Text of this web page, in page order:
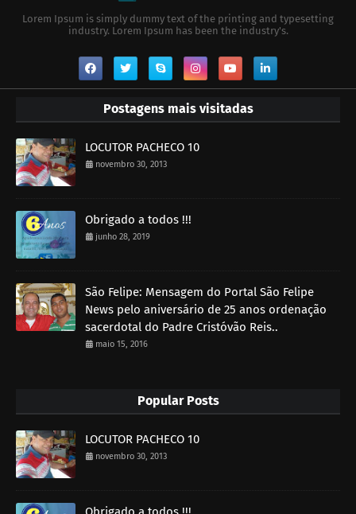
Lorem Ipsum is simply dummy text of the printing and typesetting
industry. Lorem Ipsum has been the industry's.
Postagens mais visitadas
LOCUTOR PACHECO 10
novembro 30, 2013
Obrigado a todos !!!
junho 28, 2019
São Felipe: Mensagem do Portal São Felipe
News pelo aniversário de 25 anos ordenação
sacerdotal do Padre Cristóvão Reis..
maio 15, 2016
Popular Posts
LOCUTOR PACHECO 10
novembro 30, 2013